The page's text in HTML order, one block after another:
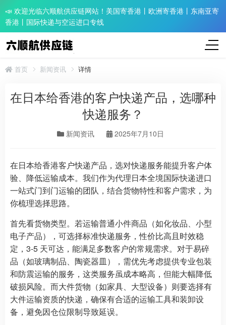
📣 欢迎光临六顺航供应链网站！美国寄香港丨欧洲寄香港丨东南亚寄
香港丨国际快递与空运进口专线
首页 新闻资讯 详情
在日本给香港的客户快递产品，选哪种
快递服务？
新闻资讯 2025年7月10日
在日本给香港客户快递产品，选对快递服务能提升客户体
验、降低运输成本。我们作为代理日本全境国际快递进口
一站式门到门运输的团队，结合货物特性和客户需求，为
你梳理选择思路。
首先看货物类型。若运输普通小件商品（如化妆品、小型
电子产品），可选择标准快递服务，性价比高且时效稳
定，3-5 天可达，能满足多数客户的常规需求。对于易碎
品（如玻璃制品、陶瓷器皿），需优先考虑提供专业包装
和防震运输的服务，这类服务虽成本略高，但能大幅降低
破损风险。而大件货物（如家具、大型设备）则要选择有
大件运输资质的快递，确保有合适的运输工具和装卸设
备，避免因仓位限制导致延误。